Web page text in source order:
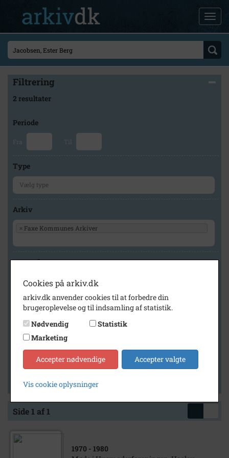
Filtrering
2 resultater
Periode
Fra Til
Type
Arkiv
× Faxe Kommunes Arkiver
Geografi
Generelt
Vis kun med billeder
Vis kun med filmklip
Vis kun med lydklip
Vis kun med kilder
Vis kun med geo-tag
Side 1 af 1
1970 - 1980
Cookies på arkiv.dk
arkiv.dk anvender cookies til at forbedre din
brugeroplevelse og til indsamling af statistik.
Nødvendig
Statistik
Marketing
Accepter nødvendige Accepter valgte
Vis cookie oplysninger